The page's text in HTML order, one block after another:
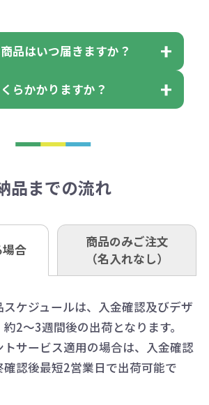
な個数を入力ください。
単位など購入できる単位が決
ない数を入力すると、アラー
トに従って数を調整してくだ
。
の状態により、対応が変わる
品をご返却いただけない場
。あらかじめご了承くださ
商品は商品到着後7営業日以
せ先
～PM5:00（土・日・祝日を
日）
2色印刷の場合には、名入
が2倍、製版代が2倍必要で
さい。
印刷代はボリュームディスカ
で多くの数量を印刷すると、1
りの印刷代単価がお安くなり
数量が少なく一定数に満たな
は、単価計算ではなく、印刷
本料金を一式頂戴する場合が
ます。
のダウンロード
はこちらはご確認ください。
座にお願いします。
UFJ銀行
支店（おたいしてん）
ちょ銀行（振替口座）
株式会社モノベーション
込み手数料はお客さま負担と
すのでご注意ください。
品はいつ届きますか？
の場合、ご入金確認後3営業
確認後約3週間となります。
いるものもあります。
、午前中までにご注文とご入
だければ翌日着でお送りする
の場合、ご相談ください。最
力いたします。
らかかりますか？
申し受けます。
ヶ所への納品の場合、別途送
する場合がございます。
こちらご確認ください。
ついて
品までの流れ
合
商品のみご注文
（名入れなし）
ケジュールは、入金確認及びデザ
2～3週間後の出荷となります。
サービス適用の場合は、入金確認
認後最短2営業日で出荷可能で